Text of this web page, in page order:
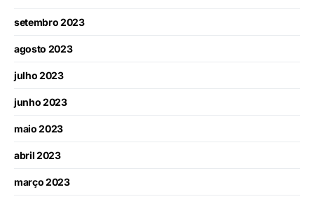
setembro 2023
agosto 2023
julho 2023
junho 2023
maio 2023
abril 2023
março 2023